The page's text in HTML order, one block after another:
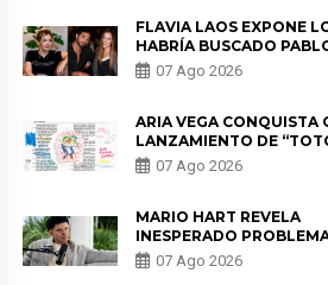
FLAVIA LAOS EXPONE
HABRÍA BUSCADO
HEREDIA CON ALE
DE LAS PARTES QUERÍA
07 Ago 2026
ARIA VEGA CONQUISTA
LANZAMIENTO DE
07 Ago 2026
MARIO HART REVELA
INESPERADO
SALUD ANTES DE
KORINA: “ME
07 Ago 2026